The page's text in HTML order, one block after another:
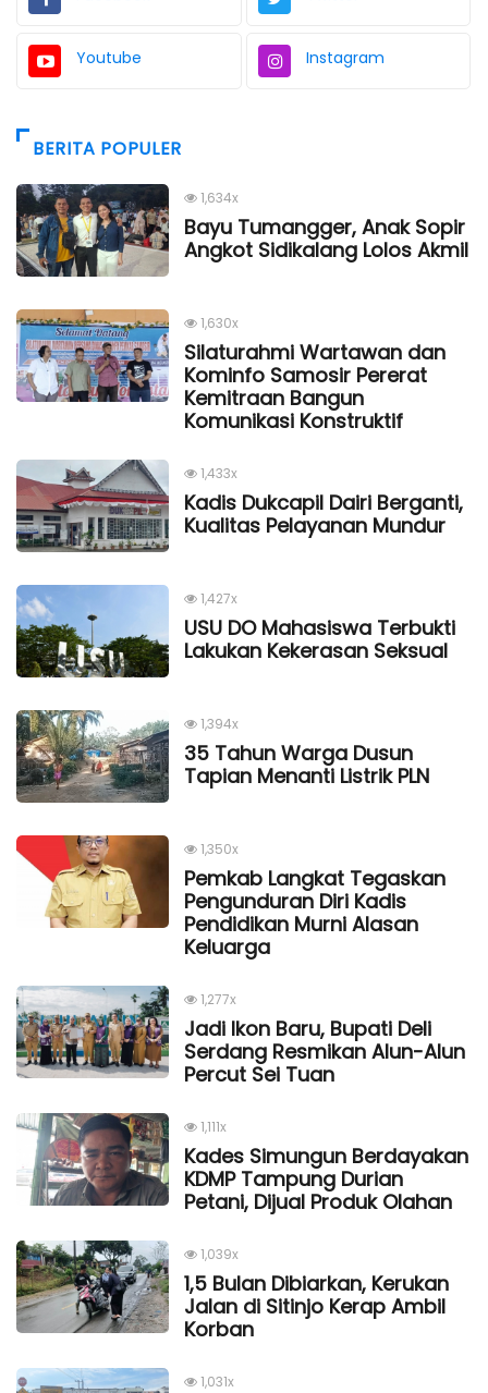
Youtube Instagram
BERITA POPULER
1,634x
Bayu Tumangger, Anak Sopir
Angkot Sidikalang Lolos Akmil
1,630x
Silaturahmi Wartawan dan
Kominfo Samosir Pererat
Kemitraan Bangun
Komunikasi Konstruktif
1,433x
Kadis Dukcapil Dairi Berganti,
Kualitas Pelayanan Mundur
1,427x
USU DO Mahasiswa Terbukti
Lakukan Kekerasan Seksual
1,394x
35 Tahun Warga Dusun
Tapian Menanti Listrik PLN
1,350x
Pemkab Langkat Tegaskan
Pengunduran Diri Kadis
Pendidikan Murni Alasan
Keluarga
1,277x
Jadi Ikon Baru, Bupati Deli
Serdang Resmikan Alun-Alun
Percut Sei Tuan
1,111x
Kades Simungun Berdayakan
KDMP Tampung Durian
Petani, Dijual Produk Olahan
1,039x
1,5 Bulan Dibiarkan, Kerukan
Jalan di Sitinjo Kerap Ambil
Korban
1,031x